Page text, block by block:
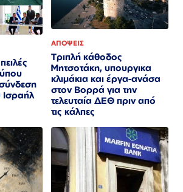
ΑΠΟΨΕΙΣ
Τριπλή κάθοδος
Μητσοτάκη, υπουργικα
κλιμάκια και έργα-ανάσα
στον Βορρά για την
τελευταία ΔΕΘ πριν από
τις κάλπες